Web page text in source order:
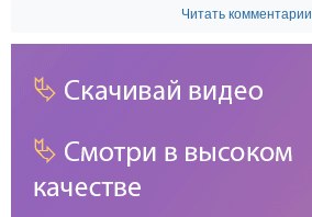
Читать комментарии